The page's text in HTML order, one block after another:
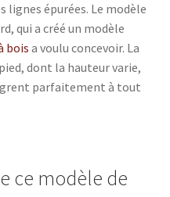
lignes épurées. Le modèle
qui a créé un modèle
bois a voulu concevoir. La
dont la hauteur varie,
parfaitement à tout
ce modèle de